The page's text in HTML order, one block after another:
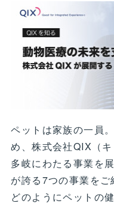
ペットは家族の一員
め、株式会社QIX（
多岐にわたる事業を
が誇る7つの事業を
どのようにペットの